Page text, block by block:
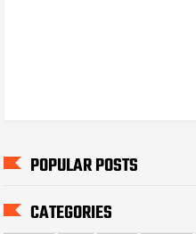
POPULAR POSTS
CATEGORIES